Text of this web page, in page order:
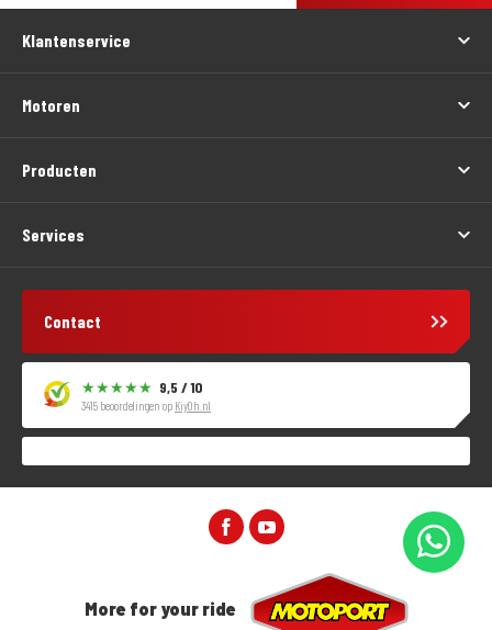
Klantenservice
Motoren
Producten
Services
Contact
9,5 / 10
3415 beoordelingen op KiyOh.nl
More for your ride